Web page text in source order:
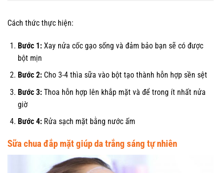
Cách thức thực hiện:
Bước 1:Xay nửa cốc gạo sống và đảm bảo bạn sẽ có được
bột mịn
Bước 2:Cho 3-4 thìa sữa vào bột tạo thành hỗn hợp sền sệt
Bước 3:Thoa hỗn hợp lên khắp mặt và để trong ít nhất nửa
giờ
Bước 4:Rửa sạch mặt bằng nước ấm
Sữa chua đắp mặt giúp da trắng sáng tự nhiên